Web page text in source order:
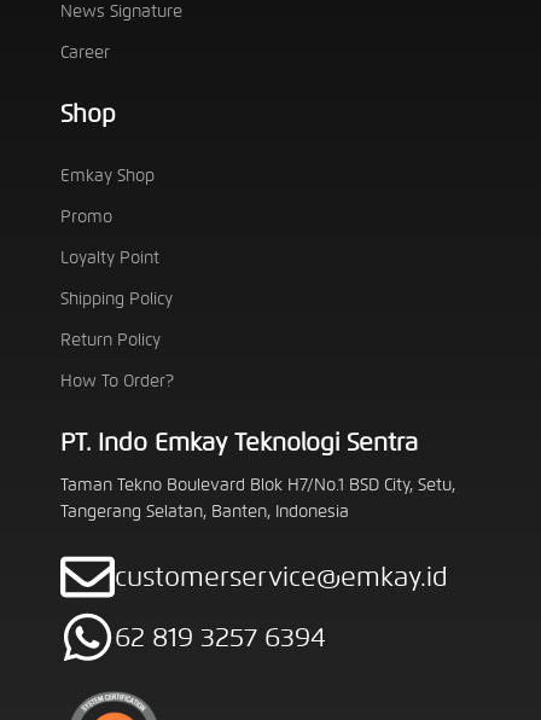
News Signature
Career
Shop
Emkay Shop
Promo
Loyalty Point
Shipping Policy
Return Policy
How To Order?
PT. Indo Emkay Teknologi Sentra
Taman Tekno Boulevard Blok H7/No.1 BSD City, Setu,
Tangerang Selatan, Banten, Indonesia
customerservice@emkay.id
62 819 3257 6394